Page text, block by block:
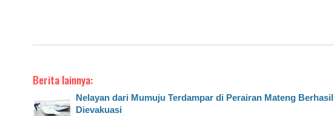
Berita lainnya:
Nelayan dari Mumuju Terdampar di Perairan Mateng Berhasil
Dievakuasi